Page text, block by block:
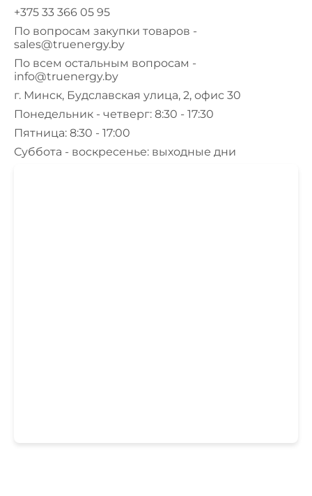
+375 33 366 05 95
По вопросам закупки товаров -
sales@truenergy.by
По всем остальным вопросам -
info@truenergy.by
г. Минск, Будславская улица, 2, офис 30
Понедельник - четверг: 8:30 - 17:30
Пятница: 8:30 - 17:00
Суббота - воскресенье: выходные дни